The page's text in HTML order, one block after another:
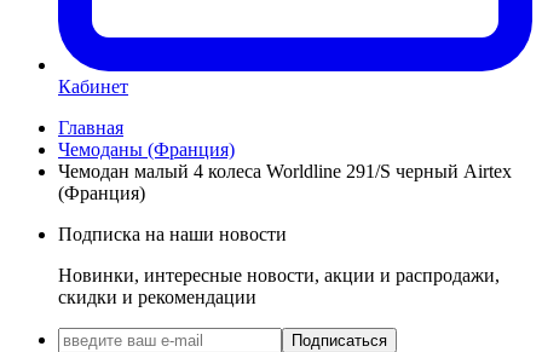
Кабинет
Главная
Чемоданы (Франция)
Чемодан малый 4 колеса Worldline 291/S черный Airtex
(Франция)
Подписка на наши новости
Новинки, интересные новости, акции и распродажи,
скидки и рекомендации
Подписаться